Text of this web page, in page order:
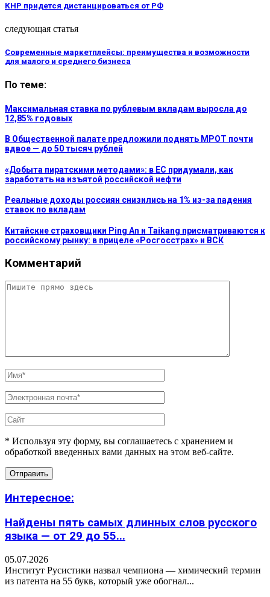
КНР придется дистанцироваться от РФ
следующая статья
Современные маркетплейсы: преимущества и возможности
для малого и среднего бизнеса
По теме:
Максимальная ставка по рублевым вкладам выросла до
12,85% годовых
В Общественной палате предложили поднять МРОТ почти
вдвое — до 50 тысяч рублей
«Добыта пиратскими методами»: в ЕС придумали, как
заработать на изъятой российской нефти
Реальные доходы россиян снизились на 1% из-за падения
ставок по вкладам
Китайские страховщики Ping An и Taikang присматриваются к
российскому рынку: в прицеле «Росгосстрах» и ВСК
Комментарий
* Используя эту форму, вы соглашаетесь с хранением и
обработкой введенных вами данных на этом веб-сайте.
Интересное:
Найдены пять самых длинных слов русского
языка — от 29 до 55...
05.07.2026
Институт Русистики назвал чемпиона — химический термин
из патента на 55 букв, который уже обогнал...